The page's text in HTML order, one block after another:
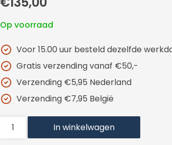
Op voorraad
Voor 15.00 uur besteld dezelfde
Gratis verzending vanaf €50,-
Verzending €5,95 Nederland
Verzending €7,95 België
In winkelwagen